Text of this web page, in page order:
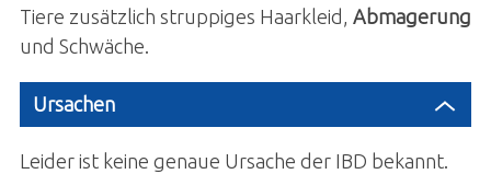
Tiere zusätzlich struppiges Haarkleid, Abmagerung
und Schwäche.
Ursachen
Leider ist keine genaue Ursache der IBD bekannt.